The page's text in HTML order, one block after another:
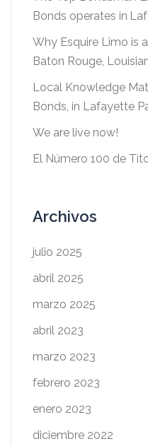
Bonds operates in
Why Esquire Limo is
Baton Rouge,
Local Knowledge
Bonds, in Lafayette
We are live now!
El Número 100 de
Archivos
julio 2025
abril 2025
marzo 2025
abril 2023
marzo 2023
febrero 2023
enero 2023
diciembre 2022